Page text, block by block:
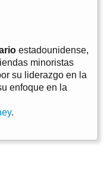
estadounidense,
minoristas
su liderazgo en la
enfoque en la
.